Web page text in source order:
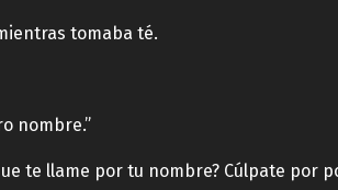
tomaba té.
nombre.”
te llame por tu nombre? Cúlpate por